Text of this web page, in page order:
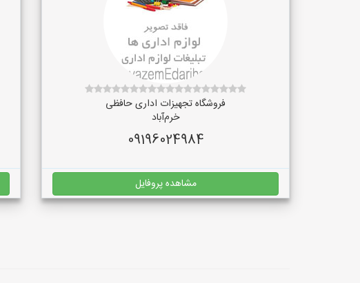
فروشگاه تجهیزات اداری حافظی
خرم‌آباد
09196024984
مشاهده پروفایل